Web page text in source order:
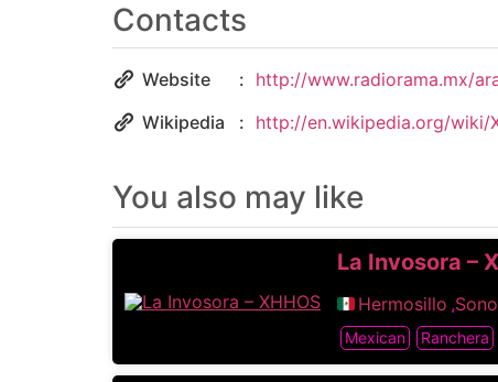
Contacts
Website
http://www.radiorama.mx/
Wikipedia
http://en.wikipedia.org/wiki/
You also may like
La Invosora –
Hermosillo ,
Mexican Ranchera